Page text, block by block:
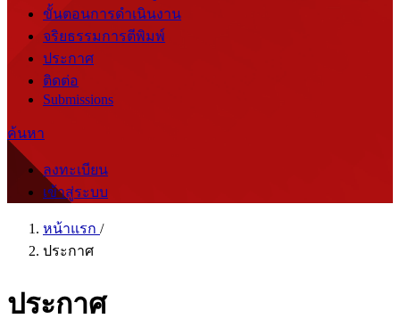
ขั้นตอนการดำเนินงาน
จริยธรรมการตีพิมพ์
ประกาศ
ติดต่อ
Submissions
ค้นหา
ลงทะเบียน
เข้าสู่ระบบ
หน้าแรก /
ประกาศ
ประกาศ